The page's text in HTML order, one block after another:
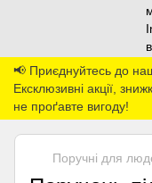
📢 Приєднуйтесь до
Ексклюзивні акції,
не проґавте вигоду!
Поручні для